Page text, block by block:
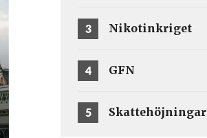
3 Nikotinkriget
4 GFN
5 Skattehöjningar